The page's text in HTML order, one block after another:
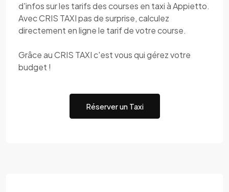
d'infos sur les tarifs des courses en taxi à Appietto.
Avec CRIS TAXI pas de surprise, calculez
directement en ligne le tarif de votre course.
Grâce au CRIS TAXI c'est vous qui gérez votre
budget !
Réserver un Taxi